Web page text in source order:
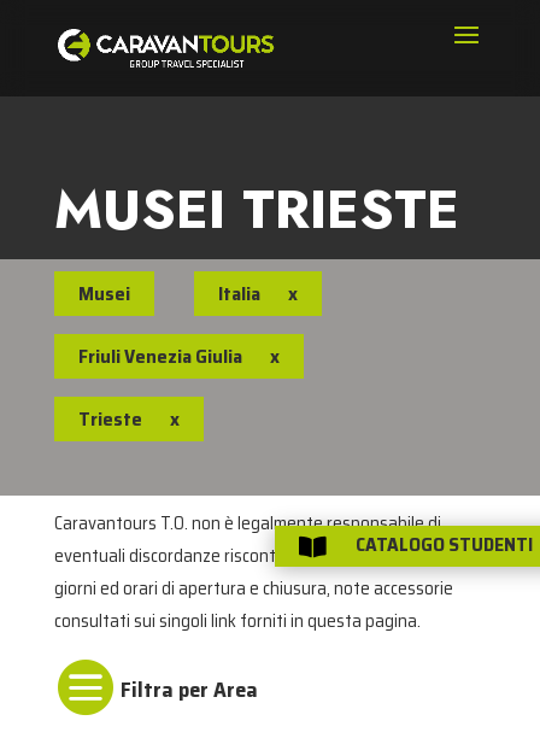
MUSEI TRIESTE
Musei Italia x
Friuli Venezia Giulia x
Trieste x
Caravantours T.O. non è legalmente responsabile di
eventuali discordanze riscontrate sul posto per tariffe,
giorni ed orari di apertura e chiusura, note accessorie
consultati sui singoli link forniti in questa pagina.

 CATALOGO STUDENTI